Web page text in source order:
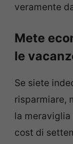
veramente
Mete
le
Se siete
risparmiare,
la meraviglia
cost di